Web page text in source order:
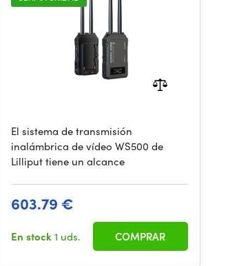
El sistema de transmisión
inalámbrica de vídeo WS500 de
Lilliput tiene un alcance
603.79 €
En stock1 uds. COMPRAR